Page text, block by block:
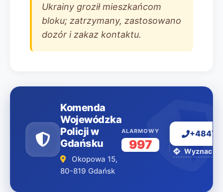
Ukrainy groził mieszkańcom
bloku; zatrzymany, zastosowano
dozór i zakaz kontaktu.
Komenda
Wojewódzka
Policji w
Gdańsku
Okopowa 15,
80-819 Gdańsk
ALARMOWY
997 Wyznacz